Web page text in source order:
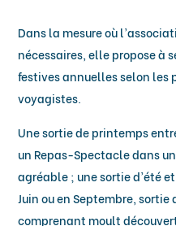
Dans la mesure où
nécessaires, elle propose à
festives annuelles selon les
voyagistes.
Une sortie de printemps
un Repas-Spectacle dans
agréable ; une sortie d’été
Juin ou en Septembre, sortie
comprenant moult